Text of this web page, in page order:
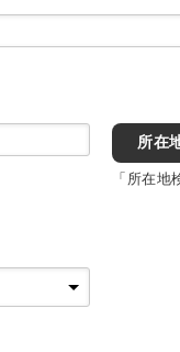
所在
「所在